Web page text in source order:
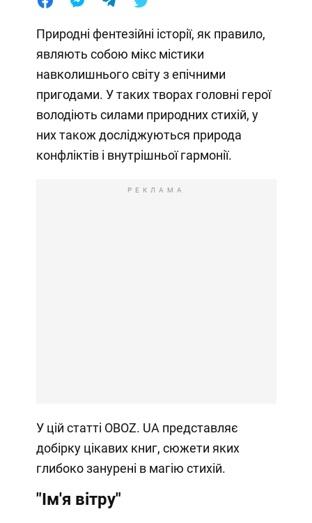
Природні фентезійні історії, як правило,
являють собою мікс містики
навколишнього світу з епічними
пригодами. У таких творах головні герої
володіють силами природних стихій, у
них також досліджуються природа
конфліктів і внутрішньої гармонії.
РЕКЛАМА
У цій статті OBOZ. UA представляє
добірку цікавих книг, сюжети яких
глибоко занурені в магію стихій.
"Ім'я вітру"